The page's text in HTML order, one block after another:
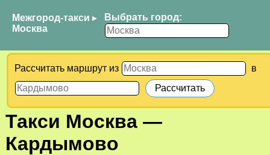
Межгород-такси ▸
Москва
Выбрать город:
Рассчитать маршрут из в
Такси Москва—
Кардымово